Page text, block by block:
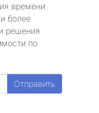
времени
более
решения
по
Отправить